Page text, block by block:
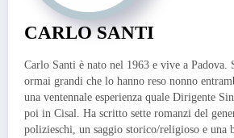
CARLO SANTI
Carlo Santi è nato nel 1963 e vive a Padova.
ormai grandi che lo hanno reso nonno
una ventennale esperienza quale Dirigente
poi in Cisal. Ha scritto sette romanzi del
polizieschi, un saggio storico/religioso e una